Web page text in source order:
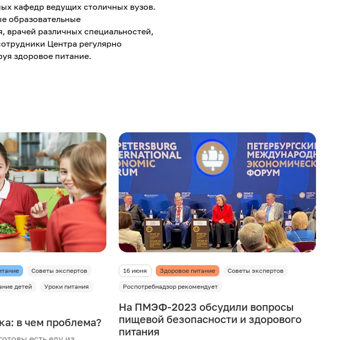
кафедр ведущих столичных вузов.
образовательные
врачей различных специальностей,
Центра регулярно
здоровое питание.
Советы экспертов
детей
Уроки питания
в чем проблема?
16 июня Здоровое питание Советы экспертов
Роспотребнадзор рекомендует
На ПМЭФ-2023 обсудили вопросы
пищевой безопасности и здорового
питания